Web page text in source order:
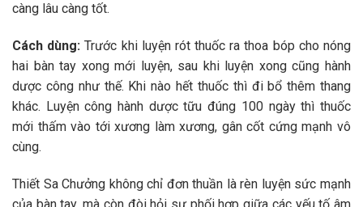
càng lâu càng tốt.
Cách dùng: Trước khi luyện rót thuốc ra thoa bóp cho nóng
hai bàn tay xong mới luyện, sau khi luyện xong cũng hành
dược công như thế. Khi nào hết thuốc thì đi bổ thêm thang
khác. Luyện công hành dược tữu đúng 100 ngày thì thuốc
mới thấm vào tới xương làm xương, gân cốt cứng mạnh vô
cùng.
Thiết Sa Chưởng không chỉ đơn thuần là rèn luyện sức mạnh